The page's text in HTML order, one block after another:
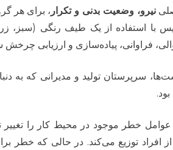
نیرو، وضعیت بدنی و تکرار ، برای هر
با استفاده از یک طیف رنگی (سبز،
فراوانی، پیاده‌سازی و ارزیابی
سرپرستان تولید و مدیرانی که به
خطر موجود در محیط کار را تغییر
افراد توزیع می‌کند. در حالی که خطر